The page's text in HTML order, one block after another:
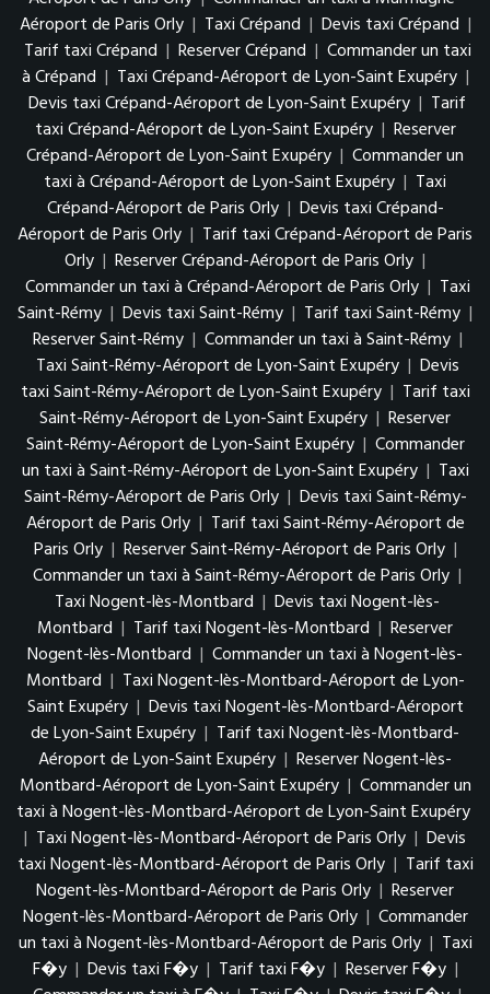
Aéroport de Paris Orly | Taxi Crépand | Devis taxi Crépand |
Tarif taxi Crépand | Reserver Crépand | Commander un taxi
à Crépand | Taxi Crépand-Aéroport de Lyon-Saint Exupéry |
Devis taxi Crépand-Aéroport de Lyon-Saint Exupéry | Tarif
taxi Crépand-Aéroport de Lyon-Saint Exupéry | Reserver
Crépand-Aéroport de Lyon-Saint Exupéry | Commander un
taxi à Crépand-Aéroport de Lyon-Saint Exupéry | Taxi
Crépand-Aéroport de Paris Orly | Devis taxi Crépand-
Aéroport de Paris Orly | Tarif taxi Crépand-Aéroport de Paris
Orly | Reserver Crépand-Aéroport de Paris Orly |
Commander un taxi à Crépand-Aéroport de Paris Orly | Taxi
Saint-Rémy | Devis taxi Saint-Rémy | Tarif taxi Saint-Rémy |
Reserver Saint-Rémy | Commander un taxi à Saint-Rémy |
Taxi Saint-Rémy-Aéroport de Lyon-Saint Exupéry | Devis
taxi Saint-Rémy-Aéroport de Lyon-Saint Exupéry | Tarif taxi
Saint-Rémy-Aéroport de Lyon-Saint Exupéry | Reserver
Saint-Rémy-Aéroport de Lyon-Saint Exupéry | Commander
un taxi à Saint-Rémy-Aéroport de Lyon-Saint Exupéry | Taxi
Saint-Rémy-Aéroport de Paris Orly | Devis taxi Saint-Rémy-
Aéroport de Paris Orly | Tarif taxi Saint-Rémy-Aéroport de
Paris Orly | Reserver Saint-Rémy-Aéroport de Paris Orly |
Commander un taxi à Saint-Rémy-Aéroport de Paris Orly |
Taxi Nogent-lès-Montbard | Devis taxi Nogent-lès-
Montbard | Tarif taxi Nogent-lès-Montbard | Reserver
Nogent-lès-Montbard | Commander un taxi à Nogent-lès-
Montbard | Taxi Nogent-lès-Montbard-Aéroport de Lyon-
Saint Exupéry | Devis taxi Nogent-lès-Montbard-Aéroport
de Lyon-Saint Exupéry | Tarif taxi Nogent-lès-Montbard-
Aéroport de Lyon-Saint Exupéry | Reserver Nogent-lès-
Montbard-Aéroport de Lyon-Saint Exupéry | Commander un
taxi à Nogent-lès-Montbard-Aéroport de Lyon-Saint Exupéry
| Taxi Nogent-lès-Montbard-Aéroport de Paris Orly | Devis
taxi Nogent-lès-Montbard-Aéroport de Paris Orly | Tarif taxi
Nogent-lès-Montbard-Aéroport de Paris Orly | Reserver
Nogent-lès-Montbard-Aéroport de Paris Orly | Commander
un taxi à Nogent-lès-Montbard-Aéroport de Paris Orly | Taxi
F�y | Devis taxi F�y | Tarif taxi F�y | Reserver F�y |